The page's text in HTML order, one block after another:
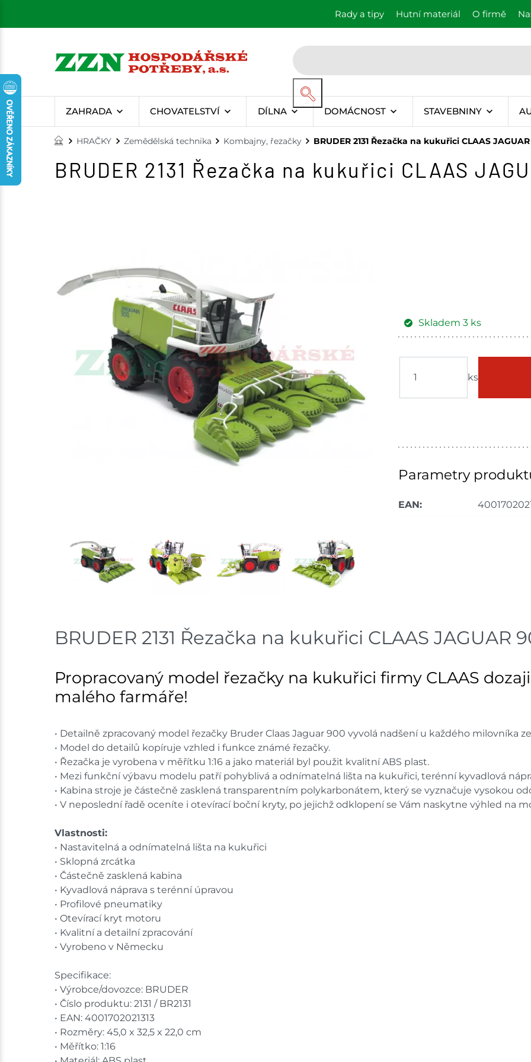
Rady a tipy Hutní materiál O firmě
ZAHRADA CHOVATELSTVÍ DÍLNA DOMÁCNOST STAVEBNINY
HRAČKY Zemědělská technika Kombajny, řezačky BRUDER 2131 Řezačka na kukuřici CLAAS
BRUDER 2131 Řezačka na kukuřici CLAAS
ks
Skladem 3 ks
Sázavou
Ceny na prodejnách se
Parametry
EAN:
BRUDER 2131 Řezačka na kukuřici CLAAS JAGUAR
Propracovaný model řezačky na kukuřici firmy CLAAS
malého farmáře!
• Detailně zpracovaný model řezačky Bruder Claas Jaguar 900 vyvolá nadšení u každého milovníka
• Model do detailů kopíruje vzhled i funkce známé řezačky.
• Řezačka je vyrobena v měřítku 1:16 a jako materiál byl použit kvalitní ABS plast.
• Mezi funkční výbavu modelu patří pohyblivá a odnímatelná lišta na kukuřici, terénní kyvadlová
• Kabina stroje je částečně zasklená transparentním polykarbonátem, který se vyznačuje vysokou
• V neposlední řadě oceníte i otevírací boční kryty, po jejichž odklopení se Vám naskytne výhled na
Vlastnosti:
• Nastavitelná a odnímatelná lišta na kukuřici
• Sklopná zrcátka
• Částečně zasklená kabina
• Kyvadlová náprava s terénní úpravou
• Profilové pneumatiky
• Otevírací kryt motoru
• Kvalitní a detailní zpracování
• Vyrobeno v Německu
Specifikace:
• Výrobce/dovozce: BRUDER
• Číslo produktu: 2131 / BR2131
• EAN: 4001702021313
• Rozměry: 45,0 x 32,5 x 22,0 cm
• Měřítko: 1:16